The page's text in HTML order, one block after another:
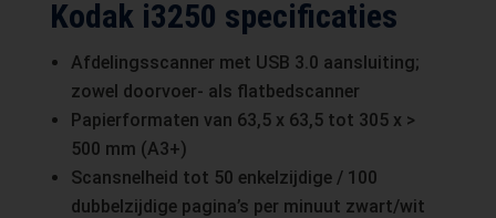
Kodak i3250 specificaties
Afdelingsscanner met USB 3.0 aansluiting;
zowel doorvoer- als flatbedscanner
Papierformaten van 63,5 x 63,5 tot 305 x >
500 mm (A3+)
Scansnelheid tot 50 enkelzijdige / 100
dubbelzijdige pagina’s per minuut zwart/wit